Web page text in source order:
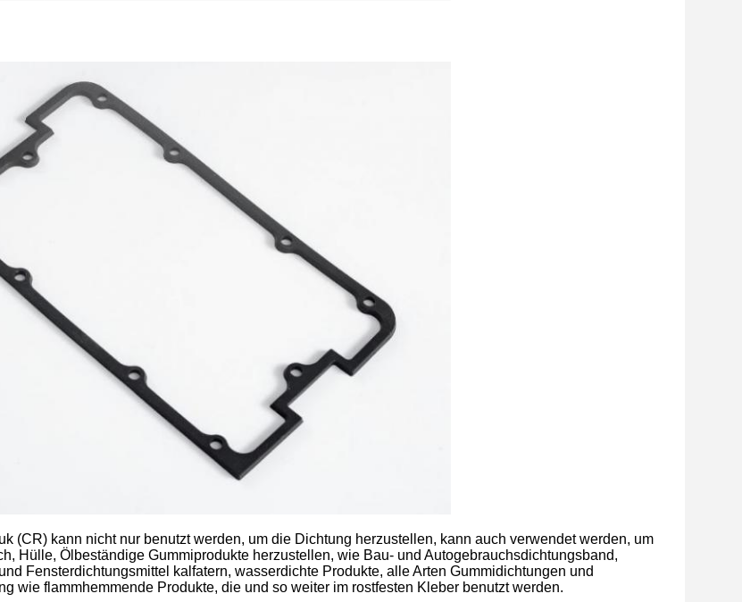
(CR) kann nicht nur benutzt werden, um die Dichtung herzustellen, kann auch verwendet werden, um
Hülle, Ölbeständige Gummiprodukte herzustellen, wie Bau- und Autogebrauchsdichtungsband,
Fensterdichtungsmittel kalfatern, wasserdichte Produkte, alle Arten Gummidichtungen und
wie flammhemmende Produkte, die und so weiter im rostfesten Kleber benutzt werden.